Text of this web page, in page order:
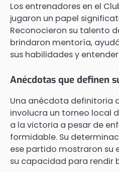
Los entrenadores en el
jugaron un papel
Reconocieron su talento
brindaron mentoría,
sus habilidades y
Anécdotas que definen
Una anécdota definitoria
involucra un torneo local
a la victoria a pesar de
formidable. Su
ese partido mostraron su
su capacidad para rendir